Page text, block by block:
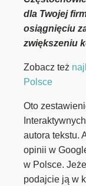
dla Twojej
osiągnięciu
zwiększeniu
Zobacz też
Polsce
Oto
autora tekstu.
opinii w
w Polsce.
podajcie ją w